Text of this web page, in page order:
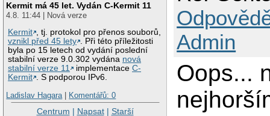
Kermit má 45 let. Vydán C-Kermit 11
4.8. 11:44 | Nová verze
Kermit , tj. protokol pro přenos souborů,
vznikl před 45 lety . Při této příležitosti
byla po 15 letech od vydání poslední
stabilní verze 9.0.302 vydána nová
stabilní verze 11
implementaceC-
Kermit . S podporou IPv6.
Ladislav Hagara| Komentářů: 0
Centrum | Napsat| Starší
>>> md5 files
>>> md5 files
>>> md5 files
>>> md5 files
>>> md5 files
>>> md5 files
>>> md5 files
>>> md5 files
>>> md5 files
>>> md5 files
>>> md5 files
Admin
Oops...